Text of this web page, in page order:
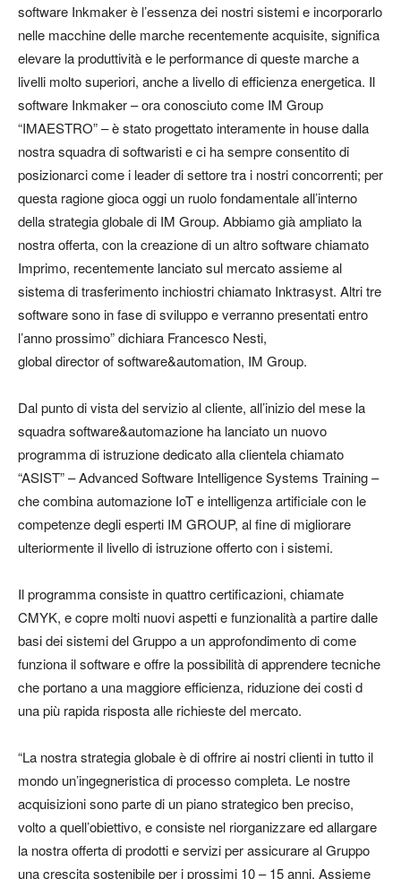
software Inkmaker è l’essenza dei nostri sistemi e incorporarlo
nelle macchine delle marche recentemente acquisite, significa
elevare la produttività e le performance di queste marche a
livelli molto superiori, anche a livello di efficienza energetica. Il
software Inkmaker – ora conosciuto come IM Group
“IMAESTRO” – è stato progettato interamente in house dalla
nostra squadra di softwaristi e ci ha sempre consentito di
posizionarci come i leader di settore tra i nostri concorrenti; per
questa ragione gioca oggi un ruolo fondamentale all’interno
della strategia globale di IM Group. Abbiamo già ampliato la
nostra offerta, con la creazione di un altro software chiamato
Imprimo, recentemente lanciato sul mercato assieme al
sistema di trasferimento inchiostri chiamato Inktrasyst. Altri tre
software sono in fase di sviluppo e verranno presentati entro
l’anno prossimo” dichiara Francesco Nesti,
global director of software&automation, IM Group.
Dal punto di vista del servizio al cliente, all’inizio del mese la
squadra software&automazione ha lanciato un nuovo
programma di istruzione dedicato alla clientela chiamato
“ASIST” – Advanced Software Intelligence Systems Training –
che combina automazione IoT e intelligenza artificiale con le
competenze degli esperti IM GROUP, al fine di migliorare
ulteriormente il livello di istruzione offerto con i sistemi.
Il programma consiste in quattro certificazioni, chiamate
CMYK, e copre molti nuovi aspetti e funzionalità a partire dalle
basi dei sistemi del Gruppo a un approfondimento di come
funziona il software e offre la possibilità di apprendere tecniche
che portano a una maggiore efficienza, riduzione dei costi d
una più rapida risposta alle richieste del mercato.
“La nostra strategia globale è di offrire ai nostri clienti in tutto il
mondo un’ingegneristica di processo completa. Le nostre
acquisizioni sono parte di un piano strategico ben preciso,
volto a quell’obiettivo, e consiste nel riorganizzare ed allargare
la nostra offerta di prodotti e servizi per assicurare al Gruppo
una crescita sostenibile per i prossimi 10 – 15 anni. Assieme